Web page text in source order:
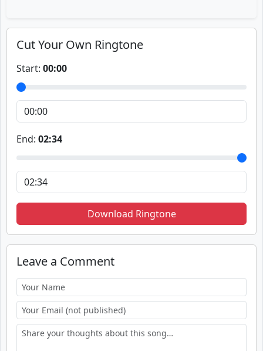
Cut Your Own Ringtone
Start: 00:00
End: 02:34
Download Ringtone
Leave a Comment